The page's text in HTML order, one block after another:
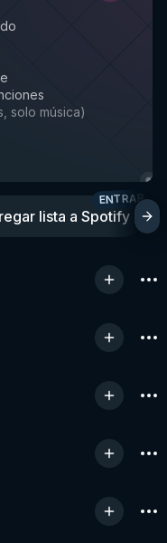
solo música)
lista a Spotify
ENTRAR